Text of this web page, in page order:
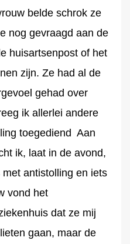
belde schrok ze
nog gevraagd aan de
huisartsenpost of het
zijn. Ze had al de
gehad over
ik allerlei andere
toegediend Aan
ik, laat in de avond,
antistolling en iets
vond het
dat ze mij
gaan, maar de